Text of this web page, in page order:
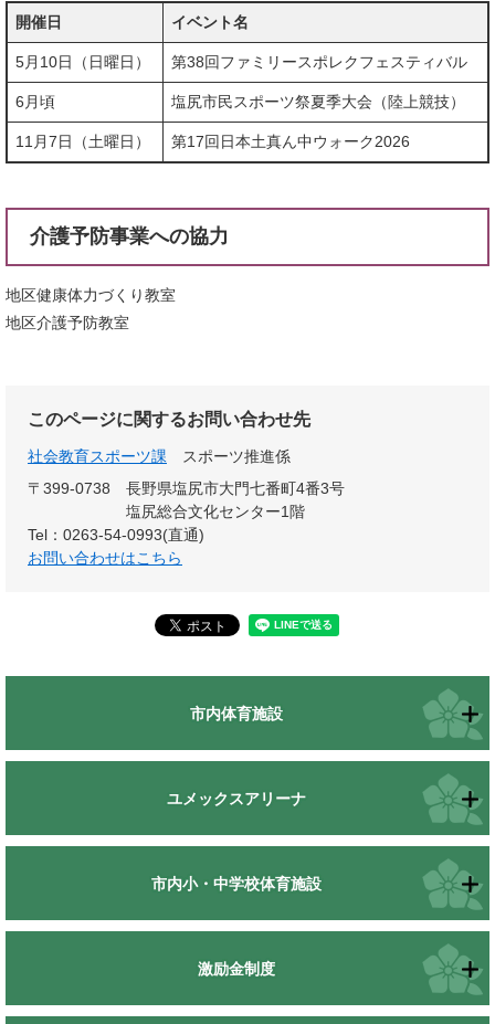
開催日
イベント名
5月10日（日曜日） 第38回ファミリースポレクフェスティバル
6月頃 塩尻市民スポーツ祭夏季大会（陸上競技）
11月7日（土曜日） 第17回日本土真ん中ウォーク2026
介護予防事業への協力
地区健康体力づくり教室
地区介護予防教室
このページに関するお問い合わせ先
社会教育スポーツ課
スポーツ推進係
〒399-0738
長野県塩尻市大門七番町4番3号
塩尻総合文化センター1階
Tel：0263-54-0993(直通)
お問い合わせはこちら
市内体育施設
ユメックスアリーナ
市内小・中学校体育施設
激励金制度